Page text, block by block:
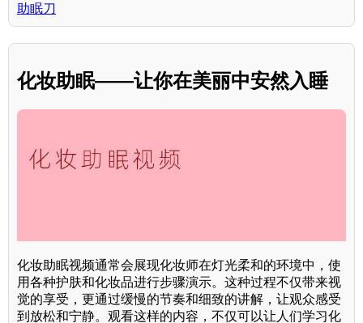
助眠刀
化妆助眠——让你在美丽中安然入睡
化妆助眠视频通常会展现化妆师在灯光柔和的环境中，使
用各种护肤和化妆品进行步骤演示。这种过程不仅带来视
觉的享受，更通过缓慢的节奏和细致的讲解，让观众感受
到放松和宁静。观看这样的内容，不仅可以让人们学习化